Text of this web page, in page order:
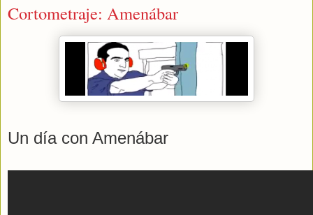
Cortometraje: Amenábar
Un día con Amenábar